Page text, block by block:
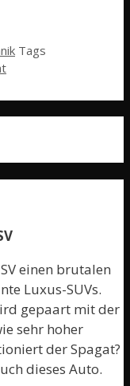
Tags
einen brutalen
Luxus-SUVs.
gepaart mit der
sehr hoher
der Spagat?
dieses Auto.